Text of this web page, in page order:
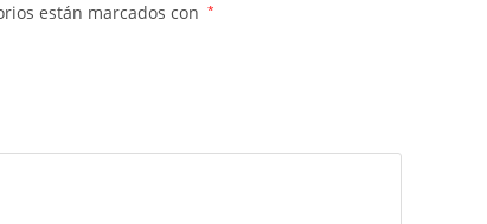
están marcados con *